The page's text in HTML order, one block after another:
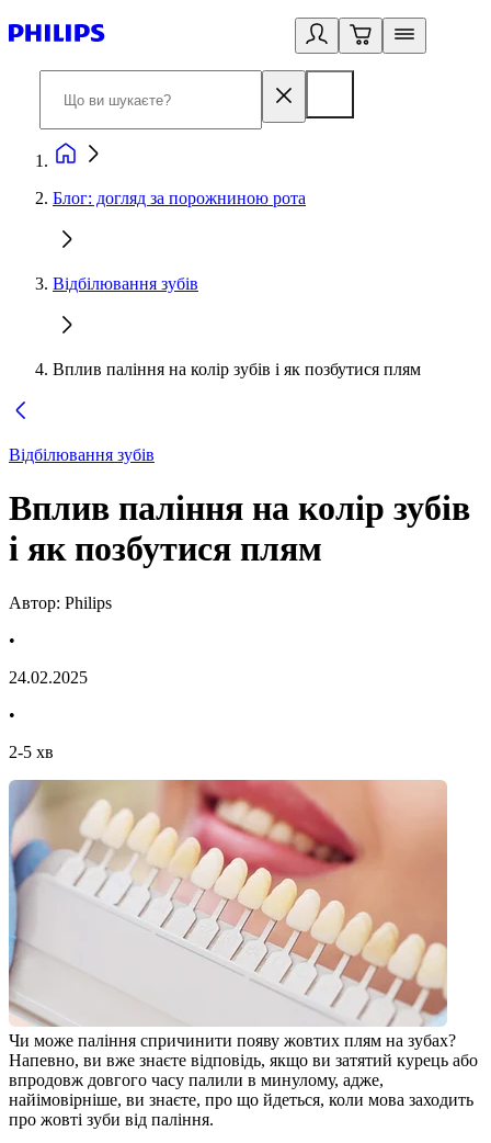
Блог: догляд за порожниною рота
Відбілювання зубів
Вплив паління на колір зубів і як позбутися плям
Відбілювання зубів
Вплив паління на колір зубів
і як позбутися плям
Автор: Philips
•
24.02.2025
•
2-5 хв
Чи може паління спричинити появу жовтих плям на зубах?
Напевно, ви вже знаєте відповідь, якщо ви затятий курець або
впродовж довгого часу палили в минулому, адже,
найімовірніше, ви знаєте, про що йдеться, коли мова заходить
про жовті зуби від паління.